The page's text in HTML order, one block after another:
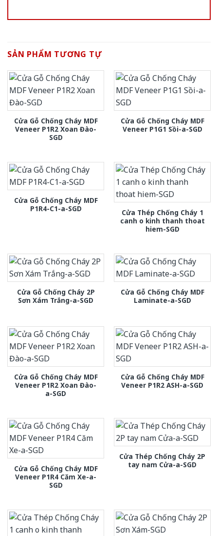
SẢN PHẨM TƯƠNG TỰ
Cửa Gỗ Chống Cháy MDF
Veneer P1R2 Xoan Đào-
SGD
Cửa Gỗ Chống Cháy MDF
Veneer P1G1 Sồi-a-SGD
Cửa Gỗ Chống Cháy MDF
P1R4-C1-a-SGD
Cửa Thép Chống Cháy 1
canh o kinh thanh thoat
hiem-SGD
Cửa Gỗ Chống Cháy 2P
Sơn Xám Trắng-a-SGD
Cửa Gỗ Chống Cháy MDF
Laminate-a-SGD
Cửa Gỗ Chống Cháy MDF
Veneer P1R2 Xoan Đào-
a-SGD
Cửa Gỗ Chống Cháy MDF
Veneer P1R2 ASH-a-SGD
Cửa Gỗ Chống Cháy MDF
Veneer P1R4 Căm Xe-a-
SGD
Cửa Thép Chống Cháy 2P
tay nam Cửa-a-SGD